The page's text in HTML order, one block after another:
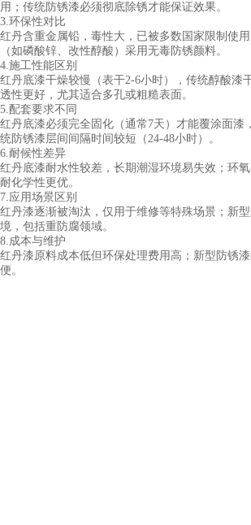
用；传统防锈漆必须彻底除锈才能保证效果。
3.环保性对比
红丹含重金属铅，毒性大，已被多数国家限制使
（如磷酸锌、改性醇酸）采用无毒防锈颜料。
4.施工性能区别
红丹底漆干燥较慢（表干2-6小时），传统醇酸漆
透性更好，尤其适合多孔或粗糙表面。
5.配套要求不同
红丹底漆必须完全固化（通常 7天）才能覆涂面漆
统防锈漆层间间隔时间较短（24-48小时）。
6.耐候性差异
红丹底漆耐水性较差，长期潮湿环境易失效；环氧
耐化学性更优。
7.应用场景区别
红丹漆逐渐被淘汰，仅用于维修等特殊场景；新
境，包括重防腐领域。
8.成本与维护
红丹漆原料成本低但环保处理费用高；新型防锈
便。